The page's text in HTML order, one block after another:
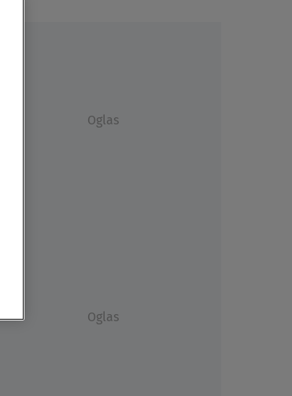
Oglas
Oglas